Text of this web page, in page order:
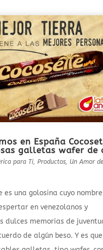
en España
galletas wafer de
para Ti, Productos, Un Amor de
es una golosina cuyo
en venezolanos y
dulces memorias de
de algún beso. Y es que